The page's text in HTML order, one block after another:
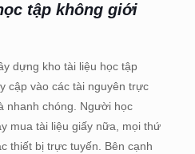
tập không giới
dựng kho tài liệu học tập
cập vào các tài nguyên trực
nhanh chóng. Người học
mua tài liệu giấy nữa, mọi thứ
thiết bị trực tuyến. Bên cạnh